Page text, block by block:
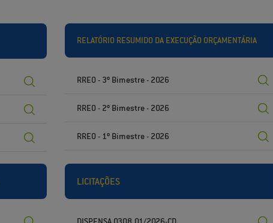
RELATÓRIO RESUMIDO DA EXECUÇÃO ORÇAMENTÁRIA
RREO - 3º Bimestre - 2026
RREO - 2º Bimestre - 2026
RREO - 1º Bimestre - 2026
LICITAÇÕES